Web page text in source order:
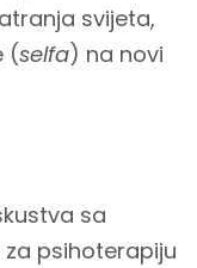
svijeta,
(selfa) na novi
sa
psihoterapiju